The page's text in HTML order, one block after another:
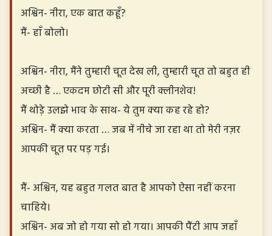
अश्विन- नीरा, एक बात कहूँ?
मैं- हाँ बोलो।
अश्विन- नीरा, मैंने तुम्हारी चूत देख ली, तुम्हारी चूत तो बहुत ही
अच्छी है … एकदम छोटी सी और पूरी क्लीनशेव!
मैं थोड़े उलझे भाव के साथ- ये तुम क्या कह रहे हो?
अश्विन- मैं क्या करता … जब में नीचे जा रहा था तो मेरी नज़र
आपकी चूत पर पड़ गई।
मैं- अश्विन, यह बहुत गलत बात है आपको ऐसा नहीं करना
चाहिये।
अश्विन- अब जो हो गया सो हो गया। आपकी पैंटी आप जहाँ